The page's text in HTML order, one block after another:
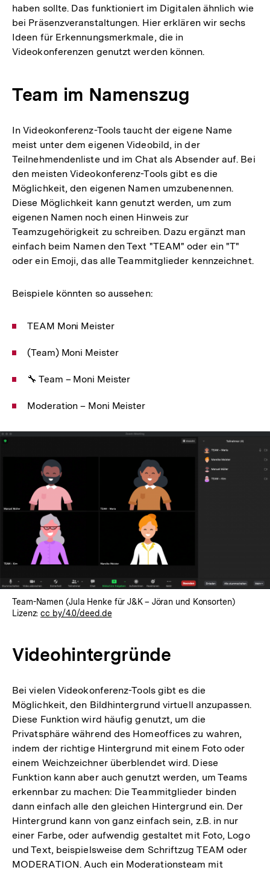
haben sollte. Das funktioniert im Digitalen ähnlich wie
bei Präsenzveranstaltungen. Hier erklären wir sechs
Ideen für Erkennungsmerkmale, die in
Videokonferenzen genutzt werden können.
Team im Namenszug
In Videokonferenz-Tools taucht der eigene Name
meist unter dem eigenen Videobild, in der
Teilnehmendenliste und im Chat als Absender auf. Bei
den meisten Videokonferenz-Tools gibt es die
Möglichkeit, den eigenen Namen umzubenennen.
Diese Möglichkeit kann genutzt werden, um zum
eigenen Namen noch einen Hinweis zur
Teamzugehörigkeit zu schreiben. Dazu ergänzt man
einfach beim Namen den Text "TEAM" oder ein "T"
oder ein Emoji, das alle Teammitglieder kennzeichnet.
Beispiele könnten so aussehen:
TEAM Moni Meister
(Team) Moni Meister
🔧 Team – Moni Meister
Moderation – Moni Meister
Team-Namen (Jula Henke für J&K – Jöran und Konsorten)
Lizenz:cc by/4.0/deed.de
Videohintergründe
Bei vielen Videokonferenz-Tools gibt es die
Möglichkeit, den Bildhintergrund virtuell anzupassen.
Diese Funktion wird häufig genutzt, um die
Privatsphäre während des Homeoffices zu wahren,
indem der richtige Hintergrund mit einem Foto oder
einem Weichzeichner überblendet wird. Diese
Funktion kann aber auch genutzt werden, um Teams
erkennbar zu machen: Die Teammitglieder binden
dann einfach alle den gleichen Hintergrund ein. Der
Hintergrund kann von ganz einfach sein, z.B. in nur
einer Farbe, oder aufwendig gestaltet mit Foto, Logo
und Text, beispielsweise dem Schriftzug TEAM oder
MODERATION. Auch ein Moderationsteam mit